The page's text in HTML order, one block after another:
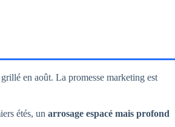
en août. La promesse marketing est
étés, un arrosage espacé mais profond